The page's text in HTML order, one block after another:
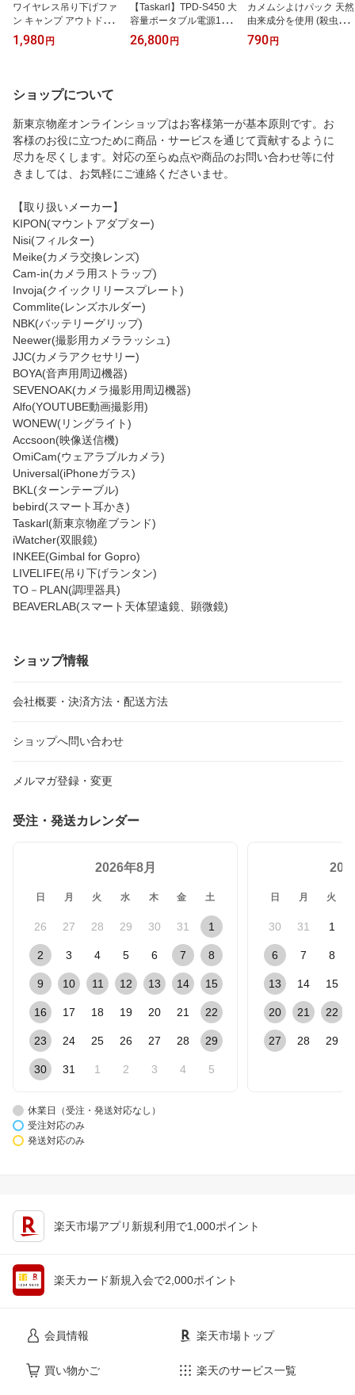
ワイヤレス吊り下げファ
ン キャンプ アウトドア
に！シーリングファン 天
井 扇風機 Taskarl 新東京
1,980円
【Taskarl】TPD-S450 大
容量ポータブル電源1200
00mAh/444Wh PSE認証
済 AC電源 DC電源 USB
26,800円
カメムシよけパック 天然
由来成分を使用 (殺虫剤
成分は使ってません) TK
TP-002
790円
ショップについて
新東京物産オンラインショップはお客様第一が基本原則です。お
客様のお役に立つために商品・サービスを通じて貢献するように
尽力を尽くします。対応の至らぬ点や商品のお問い合わせ等に付
きましては、お気軽にご連絡くださいませ。
【取り扱いメーカー】
KIPON(マウントアダプター)
Nisi(フィルター)
Meike(カメラ交換レンズ)
Cam-in(カメラ用ストラップ)
Invoja(クイックリリースプレート)
Commlite(レンズホルダー)
NBK(バッテリーグリップ)
Neewer(撮影用カメララッシュ)
JJC(カメラアクセサリー)
BOYA(音声用周辺機器)
SEVENOAK(カメラ撮影用周辺機器)
Alfo(YOUTUBE動画撮影用)
WONEW(リングライト)
Accsoon(映像送信機)
OmiCam(ウェアラブルカメラ)
Universal(iPhoneガラス)
BKL(ターンテーブル)
bebird(スマート耳かき)
Taskarl(新東京物産ブランド)
iWatcher(双眼鏡)
INKEE(Gimbal for Gopro)
LIVELIFE(吊り下げランタン)
TO－PLAN(調理器具)
BEAVERLAB(スマート天体望遠鏡、顕微鏡)
ショップ情報
会社概要・決済方法・配送方法
ショップへ問い合わせ
メルマガ登録・変更
受注・発送カレンダー
2026年8月
日 月 火 水 木 金 土
26 27 28 29 30 31 1
2 3 4 5 6 7 8
9 10 11 12 13 14 15
16 17 18 19 20 21 22
23 24 25 26 27 28 29
30 31 1 2 3 4 5
日 月 火
30 31 1
6 7 8
13 14 15
20 21 22
27 28 29
休業日（受注・発送対応なし）
受注対応のみ
発送対応のみ
楽天市場アプリ新規利用で1,000ポイント
楽天カード新規入会で2,000ポイント
会員情報
買い物かご
楽天市場トップ
楽天のサービス一覧